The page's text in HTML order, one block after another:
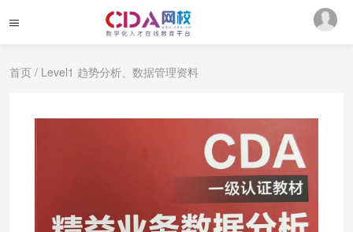
首页 / Level1 趋势分析、数据管理资料